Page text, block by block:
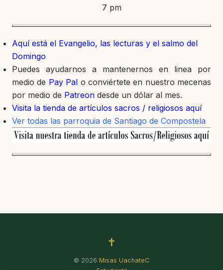
7 pm
Aquí está el Evangelio, las lecturas y el salmo del
Domingo
Puedes ayudarnos a mantenernos en linea por
medio de Pay Pal o conviértete en nuestro mecenas
por medio de Patreon desde un dólar al mes.
Visita la tienda de artículos sacros / religiosos aquí
Ver todas las parroquia de Santiago de Compostela
✝
© 2026 Misas UachateC